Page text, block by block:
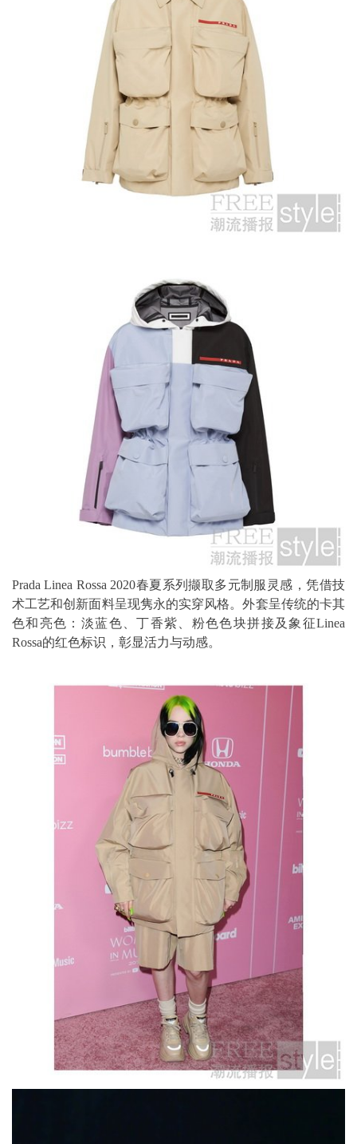
Prada Linea Rossa 2020春夏系列撷取多元制服灵感，凭借技
术工艺和创新面料呈现隽永的实穿风格。外套呈传统的卡其
色和亮色：淡蓝色、丁香紫、粉色色块拼接及象征Linea
Rossa的红色标识，彰显活力与动感。